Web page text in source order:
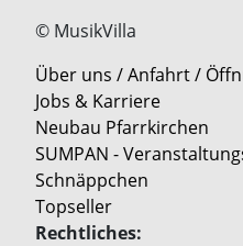
© MusikVilla
Über uns / Anfahrt /
Jobs & Karriere
Neubau Pfarrkirchen
SUMPAN -
Schnäppchen
Topseller
Rechtliches: